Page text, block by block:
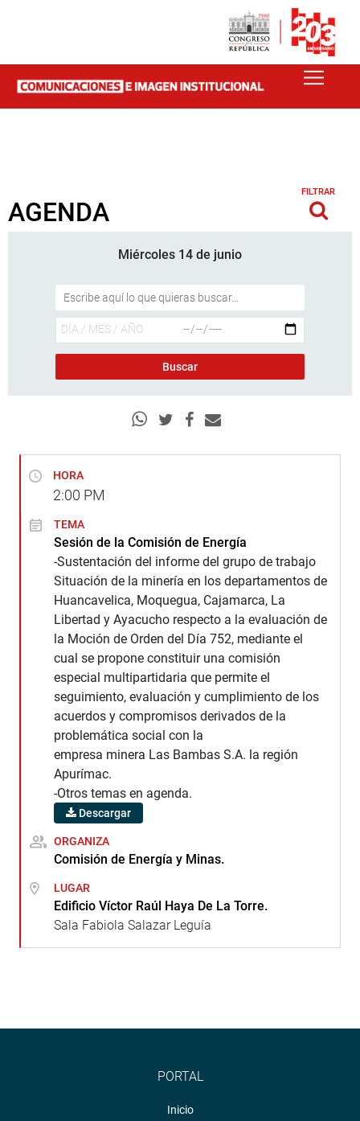
AGENDA
FILTRAR
Miércoles 14 de junio
HORA
2:00 PM
TEMA
Sesión de la Comisión de Energía
-Sustentación del informe del grupo de trabajo
Situación de la minería en los departamentos de
Huancavelica, Moquegua, Cajamarca, La
Libertad y Ayacucho respecto a la evaluación de
la Moción de Orden del Día 752, mediante el
cual se propone constituir una comisión
especial multipartidaria que permite el
seguimiento, evaluación y cumplimiento de los
acuerdos y compromisos derivados de la
problemática social con la
empresa minera Las Bambas S.A. la región
Apurímac.
-Otros temas en agenda.
Descargar
ORGANIZA
Comisión de Energía y Minas.
LUGAR
Edificio Víctor Raúl Haya De La Torre.
Sala Fabiola Salazar Leguía
PORTAL
Inicio